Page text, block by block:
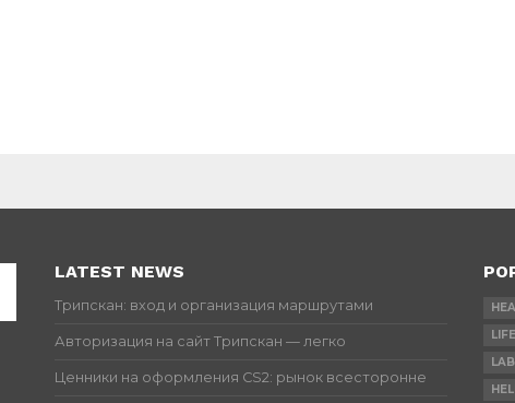
LATEST NEWS
Трипскан: вход и организация маршрутами
Авторизация на сайт Трипскан — легко
Ценники на оформления CS2: рынок всесторонне